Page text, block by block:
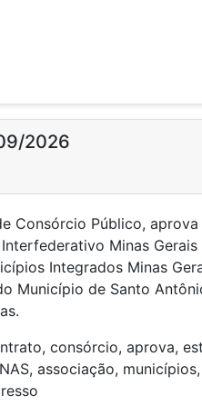
2026
Consórcio Público,
Minas Gerais
Integrados Minas
Município de Santo
consórcio, aprova,
associação,
ingresso